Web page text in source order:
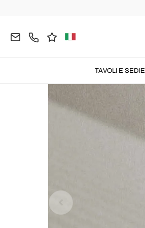
TAVOLI E SEDIE